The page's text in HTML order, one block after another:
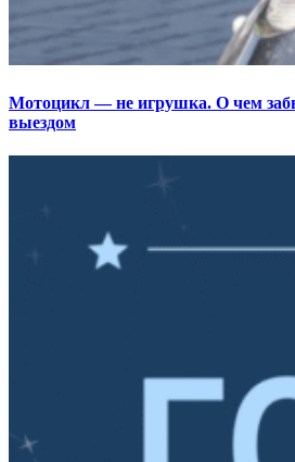
Мотоцикл — не игрушка. О чем
выездом